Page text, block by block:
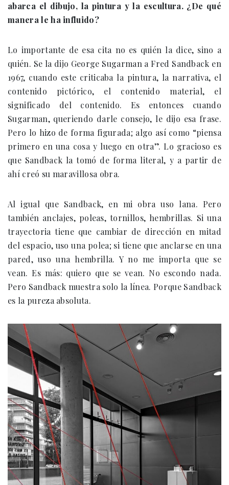
abarca el dibujo, la pintura y la escultura. ¿De qué
manera le ha influido?
Lo importante de esa cita no es quién la dice, sino a
quién. Se la dijo George Sugarman a Fred Sandback en
1967, cuando este criticaba la pintura, la narrativa, el
contenido pictórico, el contenido material, el
significado del contenido. Es entonces cuando
Sugarman, queriendo darle consejo, le dijo esa frase.
Pero lo hizo de forma figurada; algo así como “piensa
primero en una cosa y luego en otra”. Lo gracioso es
que Sandback la tomó de forma literal, y a partir de
ahí creó su maravillosa obra.
Al igual que Sandback, en mi obra uso lana. Pero
también anclajes, poleas, tornillos, hembrillas. Si una
trayectoria tiene que cambiar de dirección en mitad
del espacio, uso una polea; si tiene que anclarse en una
pared, uso una hembrilla. Y no me importa que se
vean. Es más: quiero que se vean. No escondo nada.
Pero Sandback muestra solo la línea. Porque Sandback
es la pureza absoluta.